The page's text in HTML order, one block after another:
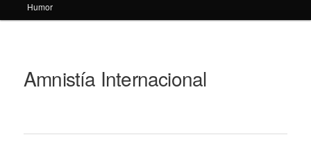
Humor
Amnistía Internacional